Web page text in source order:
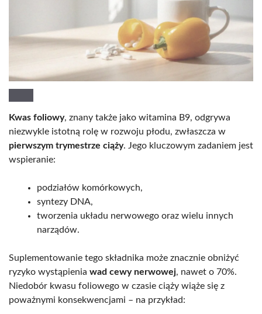
Kwas foliowy, znany także jako witamina B9, odgrywa
niezwykle istotną rolę w rozwoju płodu, zwłaszcza w
pierwszym trymestrze ciąży. Jego kluczowym zadaniem jest
wspieranie:
podziałów komórkowych,
syntezy DNA,
tworzenia układu nerwowego oraz wielu innych
narządów.
Suplementowanie tego składnika może znacznie obniżyć
ryzyko wystąpienia wad cewy nerwowej, nawet o 70%.
Niedobór kwasu foliowego w czasie ciąży wiąże się z
poważnymi konsekwencjami – na przykład: